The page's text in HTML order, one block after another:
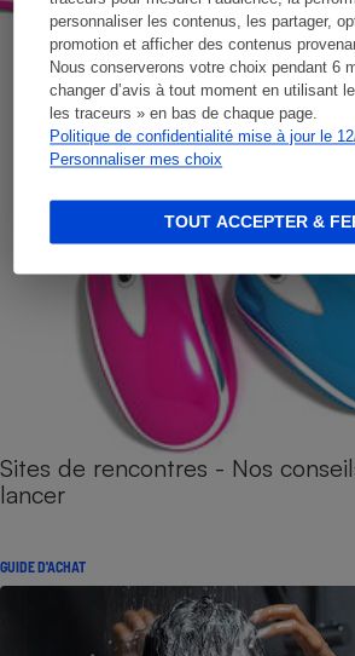
personnaliser les contenus, les partager,
promotion et afficher des contenus
Nous conserverons votre choix pendant 6
changer d’avis à tout moment en utilisant
les traceurs » en bas de chaque page.
Politique de confidentialité mise à jour le
Personnaliser mes choix
TOUT ACCEPTER &
Sites de rencontres - Nos
lancer
GUIDE D'ACHAT